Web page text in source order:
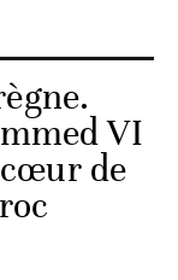
VI
cœur de